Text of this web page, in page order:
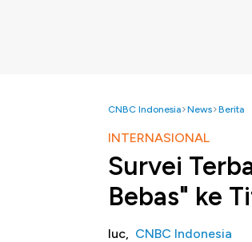
CNBC Indonesia News Berita
INTERNASIONAL
Survei
Bebas" ke
luc, CNBC Indonesia